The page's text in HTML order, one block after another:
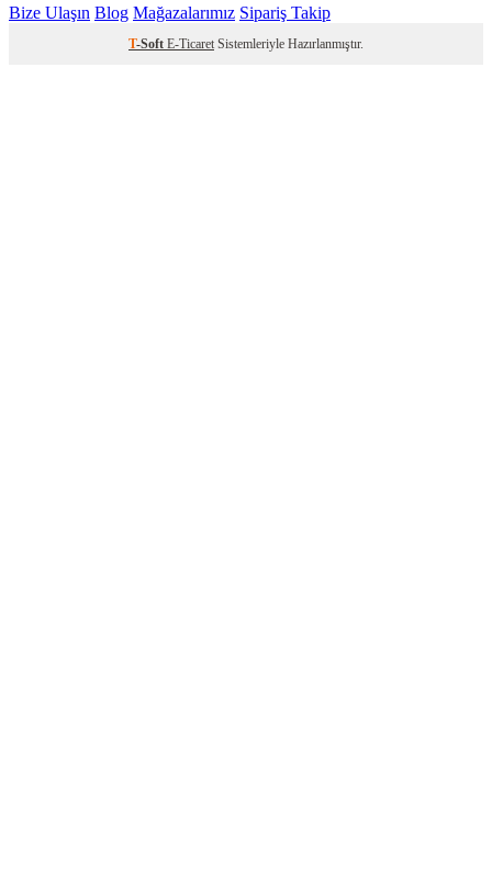
Bize Ulaşın Blog Mağazalarımız Sipariş Takip
T-Soft E-Ticaret Sistemleriyle Hazırlanmıştır.